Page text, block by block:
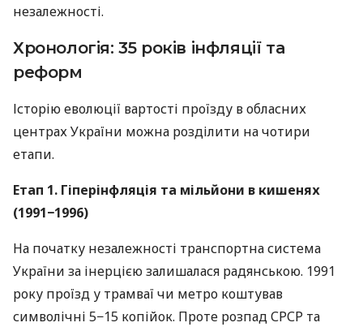
незалежності.
Хронологія: 35 років інфляції та
реформ
Історію еволюції вартості проїзду в обласних
центрах України можна розділити на чотири
етапи.
Етап 1. Гіперінфляція та мільйони в кишенях
(1991−1996)
На початку незалежності транспортна система
України за інерцією залишалася радянською. 1991
року проїзд у трамваї чи метро коштував
символічні 5−15 копійок. Проте розпад СРСР та